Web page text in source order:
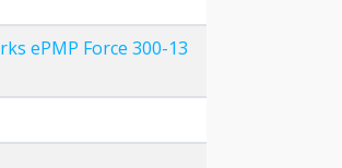
ePMP Force 300-13